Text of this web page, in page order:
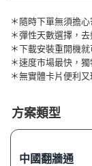
＊隨時下單無須擔
＊彈性天數選擇，
＊下載安裝重開機
＊速度市場最快，
＊無實體卡片便利
方案類型
中國翻牆通